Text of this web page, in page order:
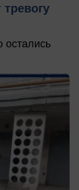
остались